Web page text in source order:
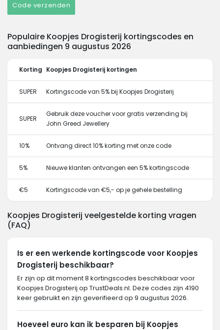
Code verzenden
Populaire Koopjes Drogisterij kortingscodes en
aanbiedingen 9 augustus 2026
Korting Koopjes Drogisterij kortingen
SUPER Kortingscode van 5% bij Koopjes Drogisterij
SUPER
Gebruik deze voucher voor gratis verzending bij
John Greed Jewellery
10% Ontvang direct 10% korting met onze code
5% Nieuwe klanten ontvangen een 5% kortingscode
€5 Kortingscode van €5,- op je gehele bestelling
Koopjes Drogisterij veelgestelde korting vragen
(FAQ)
Is er een werkende kortingscode voor Koopjes
Drogisterij beschikbaar?
Er zijn op dit moment 8 kortingscodes beschikbaar voor
Koopjes Drogisterij op TrustDeals.nl. Deze codes zijn 4190
keer gebruikt en zijn geverifieerd op 9 augustus 2026.
Hoeveel euro kan ik besparen bij Koopjes